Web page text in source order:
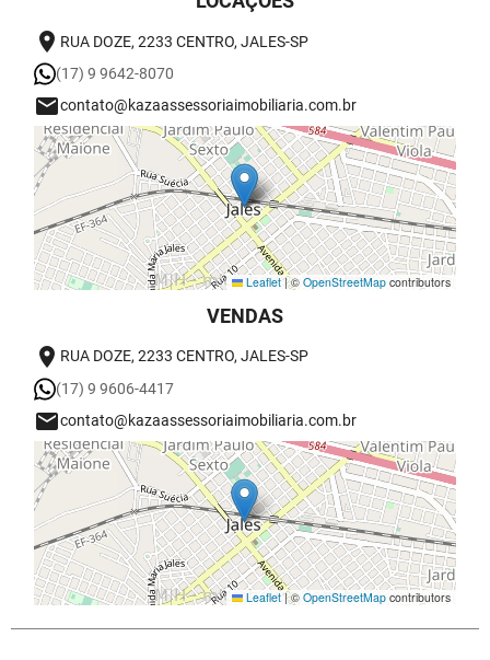
RUA DOZE, 2233 CENTRO, JALES-SP
(17) 9 9642-8070
contato@kazaassessoriaimobiliaria.com.br
Leaflet |© OpenStreetMap contributors
VENDAS
RUA DOZE, 2233 CENTRO, JALES-SP
(17) 9 9606-4417
contato@kazaassessoriaimobiliaria.com.br
Leaflet |© OpenStreetMap contributors